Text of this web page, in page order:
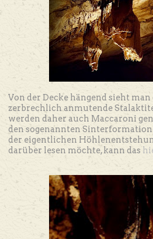
Von der Decke hängend sieht
zerbrechlich anmutende
werden daher auch Maccaroni
den sogenannten
der eigentlichen
darüber lesen möchte, kann das